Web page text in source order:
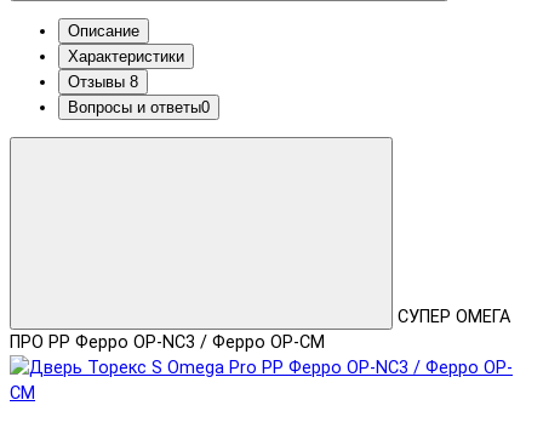
Описание
Характеристики
Отзывы 8
Вопросы и ответы0
СУПЕР ОМЕГА
ПРО PP Ферро OP-NC3 / Ферро OP-CM